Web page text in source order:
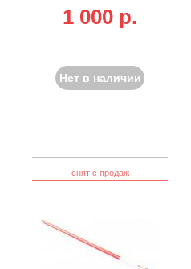
1 000 p.
Нет в наличии
снят с продаж